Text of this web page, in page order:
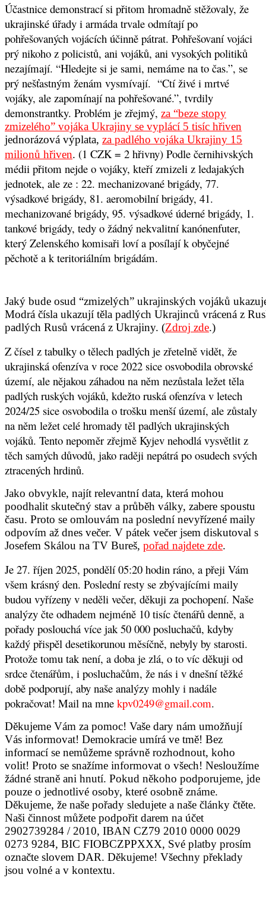
Účastnice demonstrací si přitom hromadně stěžovaly, že
ukrajinské úřady i armáda trvale odmítají po
pohřešovaných vojácích účinně pátrat. Pohřešovaní vojáci
prý nikoho z policistů, ani vojáků, ani vysokých politiků
nezajímají. “Hledejte si je sami, nemáme na to čas.”, se
prý nešťastným ženám vysmívají. “Ctí živé i mrtvé
vojáky, ale zapomínají na pohřešované.”, tvrdily
demonstrantky. Problém je zřejmý, za “beze stopy
zmizelého” vojáka Ukrajiny se vyplácí 5 tisíc hřiven
jednorázová výplata, za padlého vojáka Ukrajiny 15
milionů hřiven. (1 CZK = 2 hřivny) Podle černihivských
médii přitom nejde o vojáky, kteří zmizeli z ledajakých
jednotek, ale ze : 22. mechanizované brigády, 77.
výsadkové brigády, 81. aeromobilní brigády, 41.
mechanizované brigády, 95. výsadkové úderné brigády, 1.
tankové brigády, tedy o žádný nekvalitní kanónenfuter,
který Zelenského komisaři loví a posílají k obyčejné
pěchotě a k teritoriálním brigádám.
Jaký bude osud “zmizelých” ukrajinských vojáků
Modrá čísla ukazují těla padlých Ukrajinců vrácená z
padlých Rusů vrácená z Ukrajiny. (Zdroj zde.)
Z čísel z tabulky o tělech padlých je zřetelně vidět, že
ukrajinská ofenzíva v roce 2022 sice osvobodila obrovské
území, ale nějakou záhadou na něm nezůstala ležet těla
padlých ruských vojáků, kdežto ruská ofenzíva v letech
2024/25 sice osvobodila o trošku menší území, ale zůstaly
na něm ležet celé hromady těl padlých ukrajinských
vojáků. Tento nepoměr zřejmě Kyjev nehodlá vysvětlit z
těch samých důvodů, jako raději nepátrá po osudech svých
ztracených hrdinů.
Jako obvykle, najít relevantní data, která mohou
poodhalit skutečný stav a průběh války, zabere spoustu
času. Proto se omlouvám na poslední nevyřízené maily
odpovím až dnes večer. V pátek večer jsem diskutoval s
Josefem Skálou na TV Bureš, pořad najdete zde.
Je 27. říjen 2025, pondělí 05:20 hodin ráno, a přeji Vám
všem krásný den. Poslední resty se zbývajícími maily
budou vyřízeny v neděli večer, děkuji za pochopení. Naše
analýzy čte odhadem nejméně 10 tisíc čtenářů denně, a
pořady poslouchá více jak 50 000 posluchačů, kdyby
každý přispěl desetikorunou měsíčně, nebyly by starosti.
Protože tomu tak není, a doba je zlá, o to víc děkuji od
srdce čtenářům, i posluchačům, že nás i v dnešní těžké
době podporují, aby naše analýzy mohly i nadále
pokračovat! Mail na mne kpv0249@gmail.com.
Děkujeme Vám za pomoc! Vaše dary nám umožňují
Vás informovat! Demokracie umírá ve tmě! Bez
informací se nemůžeme správně rozhodnout, koho
volit! Proto se snažíme informovat o všech! Nesloužíme
žádné straně ani hnutí. Pokud někoho podporujeme, jde
pouze o jednotlivé osoby, které osobně známe.
Děkujeme, že naše pořady sledujete a naše články čtěte.
Naši činnost můžete podpořit darem na účet
2902739284 / 2010, IBAN CZ79 2010 0000 0029
0273 9284, BIC FIOBCZPPXXX, Své platby prosím
označte slovem DAR. Děkujeme! Všechny překlady
jsou volné a v kontextu.